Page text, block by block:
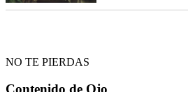
NO TE PIERDAS
Contenido de Ojo